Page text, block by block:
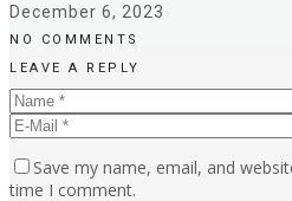
December 6, 2023
NO COMMENTS
LEAVE A REPLY
Save my name, email, and
time I comment.